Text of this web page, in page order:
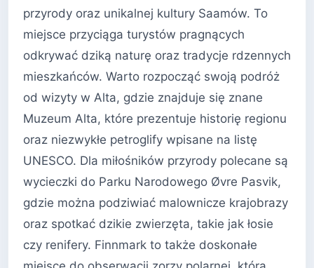
przyrody oraz unikalnej kultury Saamów. To
miejsce przyciąga turystów pragnących
odkrywać dziką naturę oraz tradycje rdzennych
mieszkańców. Warto rozpocząć swoją podróż
od wizyty w Alta, gdzie znajduje się znane
Muzeum Alta, które prezentuje historię regionu
oraz niezwykłe petroglify wpisane na listę
UNESCO. Dla miłośników przyrody polecane są
wycieczki do Parku Narodowego Øvre Pasvik,
gdzie można podziwiać malownicze krajobrazy
oraz spotkać dzikie zwierzęta, takie jak łosie
czy renifery. Finnmark to także doskonałe